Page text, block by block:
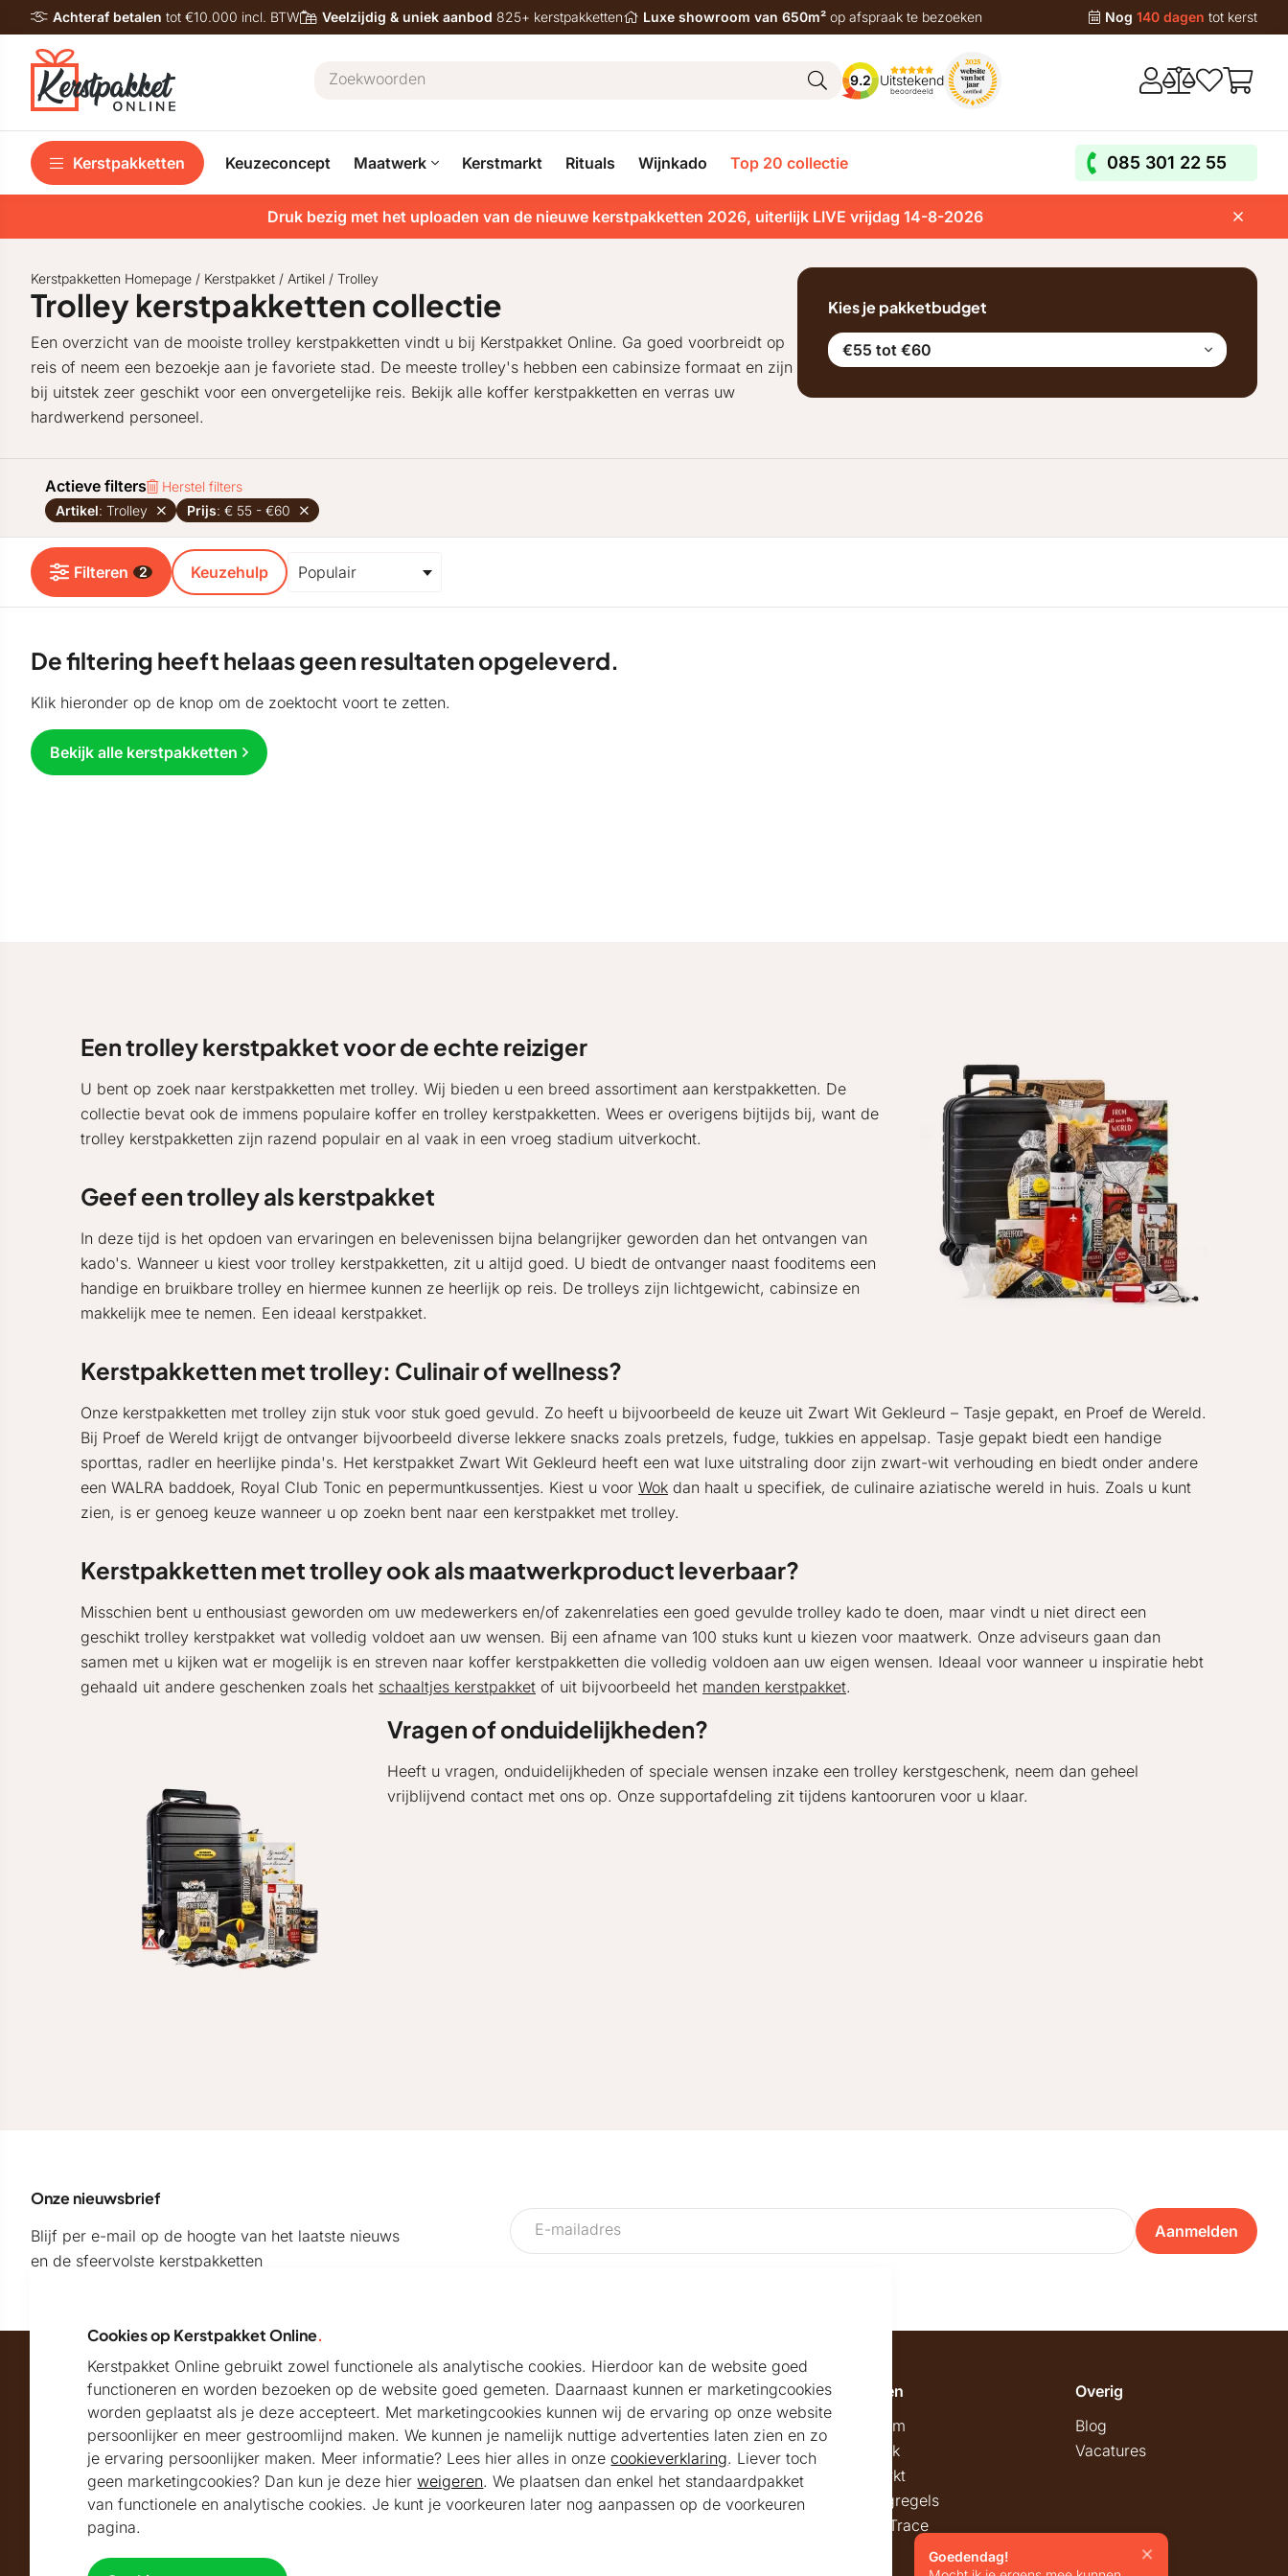
Achteraf betalen tot €10.000 incl. BTW Veelzijdig & uniek aanbod 825+ kerstpakketten Luxe showroom van 650m² op afspraak te bezoeken Nog 140 dagen tot kerst
9.2 Uitstekend
beoordeeld
Kerstpakketten Keuzeconcept Maatwerk Kerstmarkt Rituals Wijnkado Top 20 collectie 085 301 22 55
Druk bezig met het uploaden van de nieuwe kerstpakketten 2026, uiterlijk LIVE vrijdag 14-8-2026
Kerstpakketten Homepage / Kerstpakket / Artikel / Trolley
Trolley kerstpakketten collectie
Een overzicht van de mooiste trolley kerstpakketten vindt u bij Kerstpakket Online. Ga goed voorbreidt op
reis of neem een bezoekje aan je favoriete stad. De meeste trolley's hebben een cabinsize formaat en zijn
bij uitstek zeer geschikt voor een onvergetelijke reis. Bekijk alle koffer kerstpakketten en verras uw
hardwerkend personeel.
Kies je pakketbudget
€55 tot €60
Actieve filters
Herstel filters
Artikel: Trolley Prijs: € 55 - €60
Filteren 2 Keuzehulp
De filtering heeft helaas geen resultaten opgeleverd.
Klik hieronder op de knop om de zoektocht voort te zetten.
Bekijk alle kerstpakketten
Een trolley kerstpakket voor de echte reiziger
U bent op zoek naar kerstpakketten met trolley. Wij bieden u een breed assortiment aan kerstpakketten. De
collectie bevat ook de immens populaire koffer en trolley kerstpakketten. Wees er overigens bijtijds bij, want de
trolley kerstpakketten zijn razend populair en al vaak in een vroeg stadium uitverkocht.
Geef een trolley als kerstpakket
In deze tijd is het opdoen van ervaringen en belevenissen bijna belangrijker geworden dan het ontvangen van
kado's. Wanneer u kiest voor trolley kerstpakketten, zit u altijd goed. U biedt de ontvanger naast fooditems een
handige en bruikbare trolley en hiermee kunnen ze heerlijk op reis. De trolleys zijn lichtgewicht, cabinsize en
makkelijk mee te nemen. Een ideaal kerstpakket.
Kerstpakketten met trolley: Culinair of wellness?
Onze kerstpakketten met trolley zijn stuk voor stuk goed gevuld. Zo heeft u bijvoorbeeld de keuze uit Zwart Wit Gekleurd – Tasje gepakt, en Proef de Wereld.
Bij Proef de Wereld krijgt de ontvanger bijvoorbeeld diverse lekkere snacks zoals pretzels, fudge, tukkies en appelsap. Tasje gepakt biedt een handige
sporttas, radler en heerlijke pinda's. Het kerstpakket Zwart Wit Gekleurd heeft een wat luxe uitstraling door zijn zwart-wit verhouding en biedt onder andere
een WALRA baddoek, Royal Club Tonic en pepermuntkussentjes. Kiest u voor Wok dan haalt u specifiek, de culinaire aziatische wereld in huis. Zoals u kunt
zien, is er genoeg keuze wanneer u op zoekn bent naar een kerstpakket met trolley.
Kerstpakketten met trolley ook als maatwerkproduct leverbaar?
Misschien bent u enthousiast geworden om uw medewerkers en/of zakenrelaties een goed gevulde trolley kado te doen, maar vindt u niet direct een
geschikt trolley kerstpakket wat volledig voldoet aan uw wensen. Bij een afname van 100 stuks kunt u kiezen voor maatwerk. Onze adviseurs gaan dan
samen met u kijken wat er mogelijk is en streven naar koffer kerstpakketten die volledig voldoen aan uw eigen wensen. Ideaal voor wanneer u inspiratie hebt
gehaald uit andere geschenken zoals het schaaltjes kerstpakket of uit bijvoorbeeld het manden kerstpakket.
Vragen of onduidelijkheden?
Heeft u vragen, onduidelijkheden of speciale wensen inzake een trolley kerstgeschenk, neem dan geheel
vrijblijvend contact met ons op. Onze supportafdeling zit tijdens kantooruren voor u klaar.
Onze nieuwsbrief
Blijf per e-mail op de hoogte van het laatste nieuws
en de sfeervolste kerstpakketten
Aanmelden
Maatschappelijk partner van
Beoordeeld met
Uitstekend
beoordeeld
Volg ons
Helpdesk
Veelgestelde vragen
Klantenservice
Bel ons
085 301 22 55 (NL)
Algemeen
Showroom
Maatwerk
Kerstmarkt
Belastingregels
Track & Trace
Overig
Blog
Vacatures
Goedendag!
Cookies op Kerstpakket Online.
Kerstpakket Online gebruikt zowel functionele als analytische cookies. Hierdoor kan de website goed
functioneren en worden bezoeken op de website goed gemeten. Daarnaast kunnen er marketingcookies
worden geplaatst als je deze accepteert. Met marketingcookies kunnen wij de ervaring op onze website
persoonlijker en meer gestroomlijnd maken. We kunnen je namelijk nuttige advertenties laten zien en zo
je ervaring persoonlijker maken. Meer informatie? Lees hier alles in onze cookieverklaring. Liever toch
geen marketingcookies? Dan kun je deze hierweigeren. We plaatsen dan enkel het standaardpakket
van functionele en analytische cookies. Je kunt je voorkeuren later nog aanpassen op de voorkeuren
pagina.